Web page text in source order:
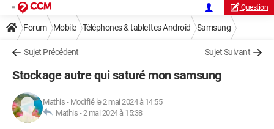
Question
Forum Mobile Téléphones & tablettes Android Samsung
Sujet Précédent Sujet Suivant
Stockage autre qui saturé mon samsung
Mathis - Modifié le 2 mai 2024 à 14:55
Mathis -2 mai 2024 à 15:38